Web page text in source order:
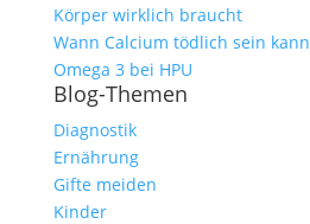
Körper wirklich braucht
Wann Calcium tödlich sein kann
Omega 3 bei HPU
Blog-Themen
Diagnostik
Ernährung
Gifte meiden
Kinder